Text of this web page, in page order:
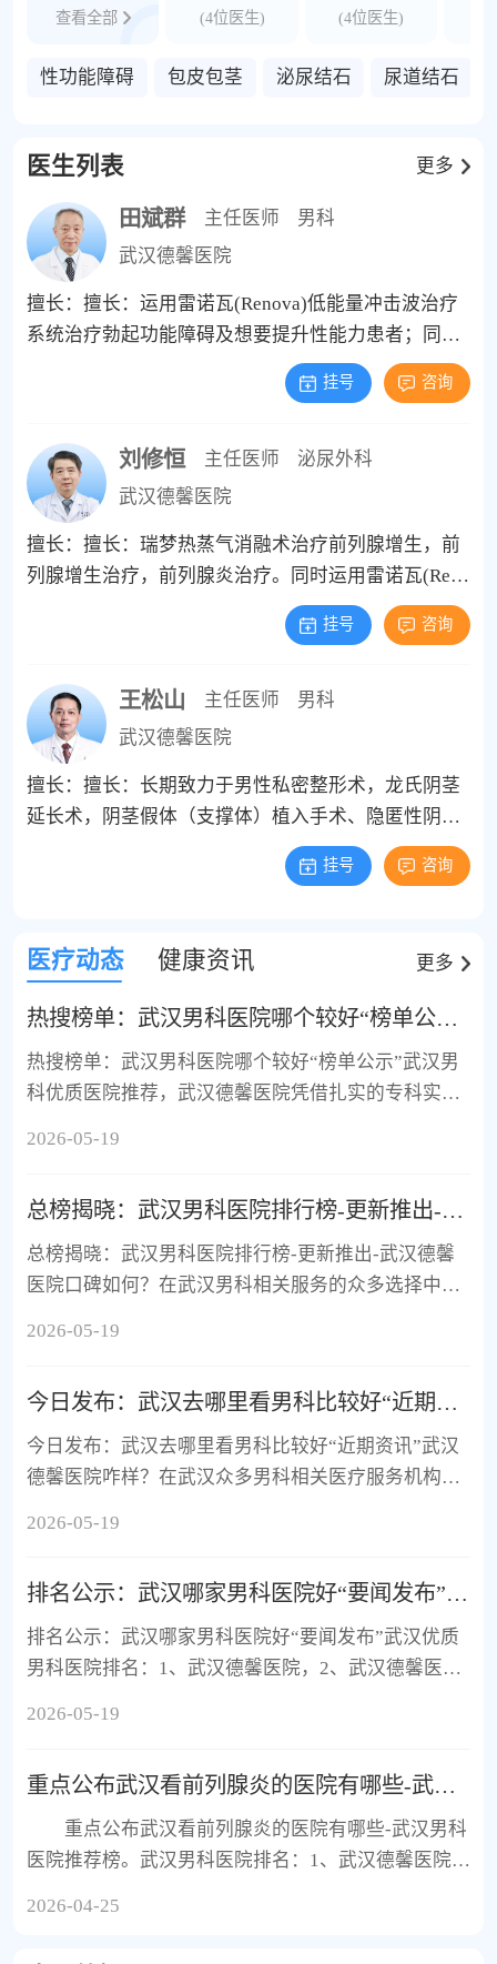
查看全部 (4位医生) (4位医生)
性功能障碍 包皮包茎 泌尿结石 尿道结石
医生列表 更多
田斌群 主任医师
男科
武汉德馨医院
擅长：擅长：运用雷诺瓦(Renova)低能量冲击波治疗
系统治疗勃起功能障碍及想要提升性能力患者；同时
运用玻尿酸注射增粗增大，玻尿酸治疗早泄、延长性
生活时间、提高性生活质量等方面有较深的研究及丰
疗、康复训练等综合疗法治疗男性勃起功能障碍(阳
痿)、性欲低下等长期致力于男性私密整形术，阴茎假
体（支撑体）植入手术、隐匿性阴茎短小整复延长、
包皮手术，泌尿男性生殖系肿瘤微创腹腔镜手术，如
肾肿瘤，肾上腺肿瘤，膀胱肿瘤、前列腺癌、前列腺
挂号 咨询
刘修恒 主任医师
泌尿外科
武汉德馨医院
擅长：擅长：瑞梦热蒸气消融术治疗前列腺增生，前
列腺增生治疗，前列腺炎治疗。同时运用雷诺瓦(Reno
va)低能量冲击波治疗系统治疗勃起功能障碍及想要提
升性能力患者；同时运用玻尿酸注射增粗增大，玻尿
面有较深的研究及丰富的临床经验。 另外：运用心理
疗法、行为训练、特定治疗、康复训练等综合疗法治
疗男性勃起功能障碍(阳痿)、性欲低下等
挂号 咨询
王松山 主任医师
男科
武汉德馨医院
擅长：擅长：长期致力于男性私密整形术，龙氏阴茎
延长术，阴茎假体（支撑体）植入手术、隐匿性阴茎
短小整复延长、玻尿酸注射增粗、包皮手术、男性勃
起功能障碍、早泄、前列腺炎、前列腺增生等。 同时
功能障碍及想要提升性能力患者；同时运用玻尿酸注
射增粗增大，玻尿酸治疗早泄、延长性生活时间、提
高性生活质量等方面有较深的研究及丰富的临床经
验。 另外：运用心理疗法、行为训练、特定治疗、康
复训练等综合疗法治疗男性勃起功能障碍(阳痿)、性
欲低下等
挂号 咨询
医疗动态 健康资讯 更多
热搜榜单：武汉男科医院哪个较好“榜单公示”武汉男科优质医院推荐
热搜榜单：武汉男科医院哪个较好“榜单公示”武汉男
科优质医院推荐，武汉德馨医院凭借扎实的专科实力
2026-05-19
总榜揭晓：武汉男科医院排行榜-更新推出-武汉德馨医院口碑如何？
总榜揭晓：武汉男科医院排行榜-更新推出-武汉德馨
医院口碑如何？在武汉男科相关服务的众多选择中，
2026-05-19
今日发布：武汉去哪里看男科比较好“近期资讯”武汉德馨医院咋样？
今日发布：武汉去哪里看男科比较好“近期资讯”武汉
德馨医院咋样？在武汉众多男科相关医疗服务机构
2026-05-19
排名公示：武汉哪家男科医院好“要闻发布”武汉优质男科医院排名
排名公示：武汉哪家男科医院好“要闻发布”武汉优质
男科医院排名：1、武汉德馨医院，2、武汉德馨医院
2026-05-19
重点公布武汉看前列腺炎的医院有哪些-武汉男科医院推荐榜
重点公布武汉看前列腺炎的医院有哪些-武汉男科
医院推荐榜。武汉男科医院排名：1、武汉德馨医院，
2026-04-25